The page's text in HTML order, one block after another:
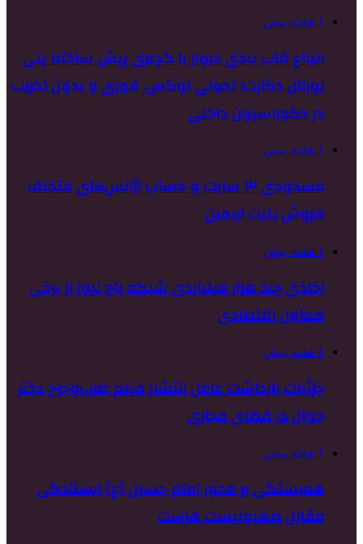
1 هفته پیش
انواع قاب بندی دیوار با گچبری پیش ساخته پلی
یورتان دکارت؛ تحولی لوکس، فوری و بدون تخریب
در دکوراسیون داخلی
1 هفته پیش
مسدودی ۳ سایت و حساب آژانس‌های متخلف
فروش بلیت اربعین
1 هفته پیش
اخاذی چند هزار میلیاردی شبکه باج نیوز از برخی
فعالان اقتصادی
1 هفته پیش
جزئیات بازداشت عامل انتشار فیلم ضرب‌وجرح دختر
جوان در فضای مجازی
1 هفته پیش
همبستگی بر محور امام حسین (ع) ایستادگی
مقابل صهیونیست هاست